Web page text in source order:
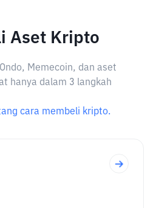
Aset Kripto
Memecoin, dan aset
hanya dalam 3 langkah
cara membeli kripto.